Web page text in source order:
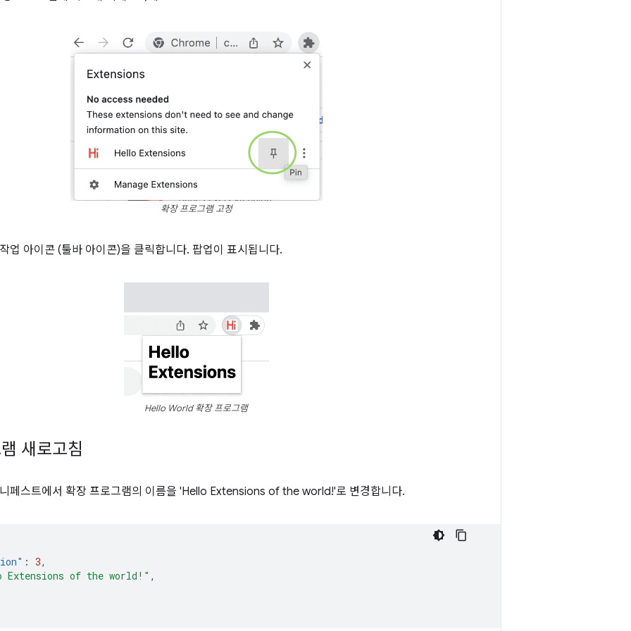
확장 프로그램 고정
업 아이콘 (툴바 아이콘)을 클릭합니다. 팝업이 표시됩니다.
Hello World 확장 프로그램
새로고침
페스트에서 확장 프로그램의 이름을 'Hello Extensions of the world!'로 변경합니다.
: 3,
Extensions of the world!" ,